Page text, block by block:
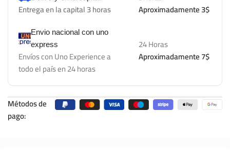
Entrega en la capital 3 horas
Aproximadamente 3$
Envio nacional con uno
express
Envíos con Uno Experience a
todo el país en 24 horas
24 Horas
Aproximadamente 7$
Métodos de
pago: